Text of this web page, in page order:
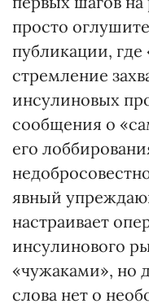
просто
публикации,
стремление
инсулиновых
сообщения о
его
явный
настраивает
инсулинового
«чужаками», но
слова нет о